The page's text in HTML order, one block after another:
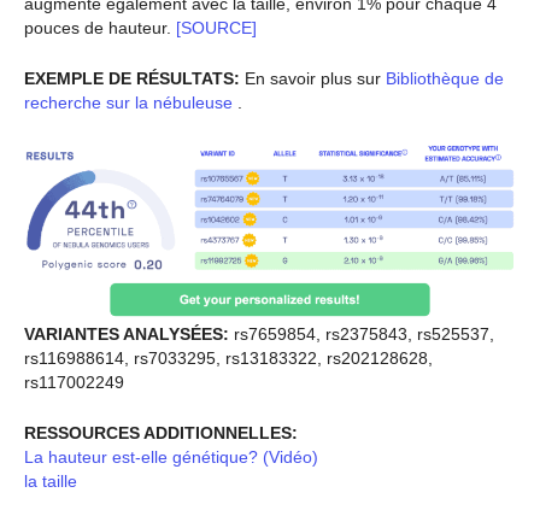
pouces de hauteur. [SOURCE]
EXEMPLE DE RÉSULTATS: En savoir plus sur Bibliothèque de
recherche sur la nébuleuse .
VARIANTES ANALYSÉES: rs7659854, rs2375843, rs525537,
rs116988614, rs7033295, rs13183322, rs202128628,
rs117002249
RESSOURCES ADDITIONNELLES:
La hauteur est-elle génétique? (Vidéo)
la taille